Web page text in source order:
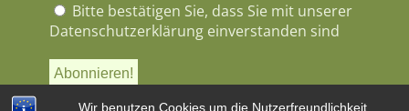
Wir benutzen Cookies um die Nutzerfreundlichkeit
Bitte bestätigen Sie, dass Sie mit unserer
Datenschutzerklärung einverstanden sind